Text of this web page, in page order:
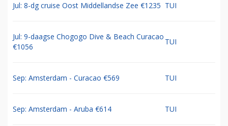
Jul: 8-dg cruise Oost Middellandse Zee €1235 TUI
Jul: 9-daagse Chogogo Dive & Beach Curacao
€1056
TUI
Sep: Amsterdam - Curacao €569 TUI
Sep: Amsterdam - Aruba €614 TUI